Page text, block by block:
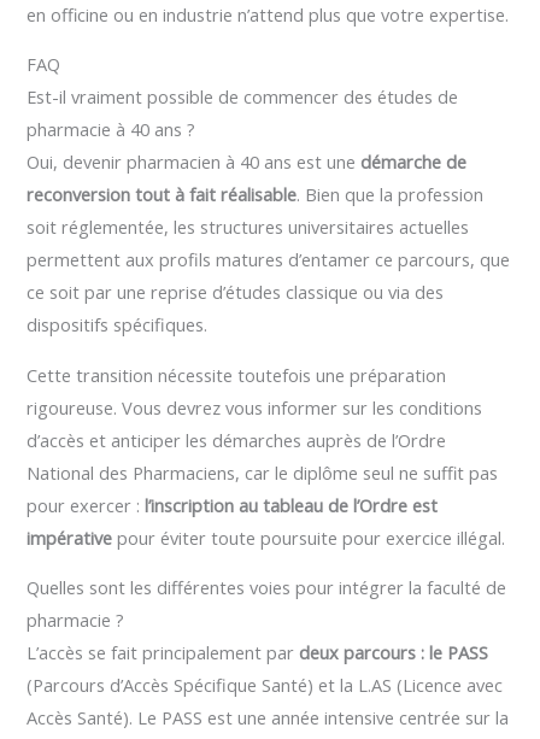
en officine ou en industrie n’attend plus que votre expertise.
FAQ
Est-il vraiment possible de commencer des études de
pharmacie à 40 ans ?
Oui, devenir pharmacien à 40 ans est une démarche de
reconversion tout à fait réalisable. Bien que la profession
soit réglementée, les structures universitaires actuelles
permettent aux profils matures d’entamer ce parcours, que
ce soit par une reprise d’études classique ou via des
dispositifs spécifiques.
Cette transition nécessite toutefois une préparation
rigoureuse. Vous devrez vous informer sur les conditions
d’accès et anticiper les démarches auprès de l’Ordre
National des Pharmaciens, car le diplôme seul ne suffit pas
pour exercer :l’inscription au tableau de l’Ordre est
impérative pour éviter toute poursuite pour exercice illégal.
Quelles sont les différentes voies pour intégrer la faculté de
pharmacie ?
L’accès se fait principalement par deux parcours : le PASS
(Parcours d’Accès Spécifique Santé) et la L.AS (Licence avec
Accès Santé). Le PASS est une année intensive centrée sur la